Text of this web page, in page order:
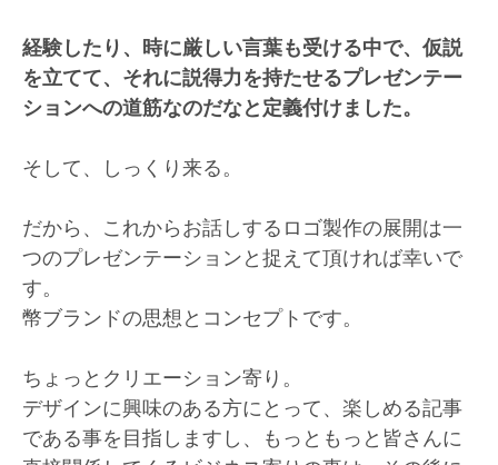
経験したり、時に厳しい言葉も受ける中で、仮説
を立てて、それに説得力を持たせるプレゼンテー
ションへの道筋なのだなと定義付けました。
そして、しっくり来る。
だから、これからお話しするロゴ製作の展開は一
つのプレゼンテーションと捉えて頂ければ幸いで
す。
幣ブランドの思想とコンセプトです。
ちょっとクリエーション寄り。
デザインに興味のある方にとって、楽しめる記事
である事を目指しますし、もっともっと皆さんに